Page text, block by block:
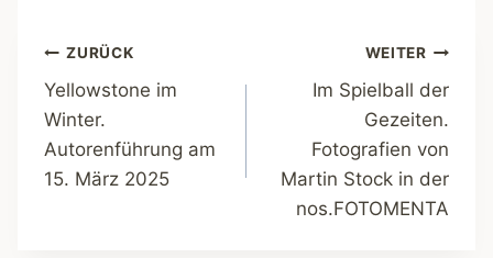
Beitragsnavigation
ZURÜCK
Yellowstone im
Winter.
Autorenführung am
15. März 2025
WEITER
Im Spielball der
Gezeiten.
Fotografien von
Martin Stock in der
nos.FOTOMENTA